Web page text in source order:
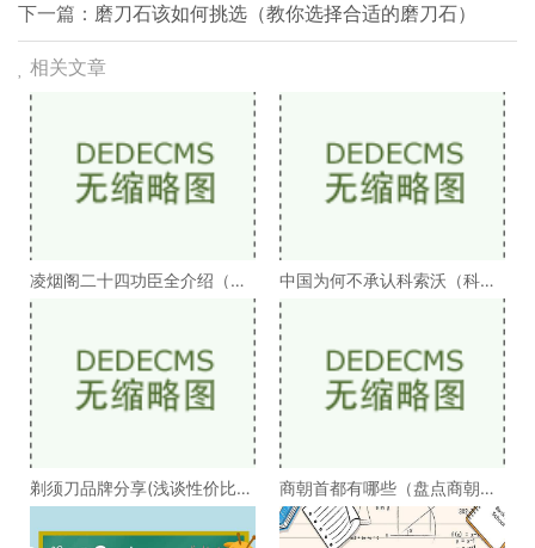
下一篇： 磨刀石该如何挑选（教你选择合适的磨刀石）
相关文章
凌烟阁二十四功臣全介绍（凌
烟阁二十四功臣排
中国为何不承认科索沃（科索
沃为何不被承认）
剃须刀品牌分享(浅谈性价比高
的剃须刀品牌）
商朝首都有哪些（盘点商朝的
十几个首都）